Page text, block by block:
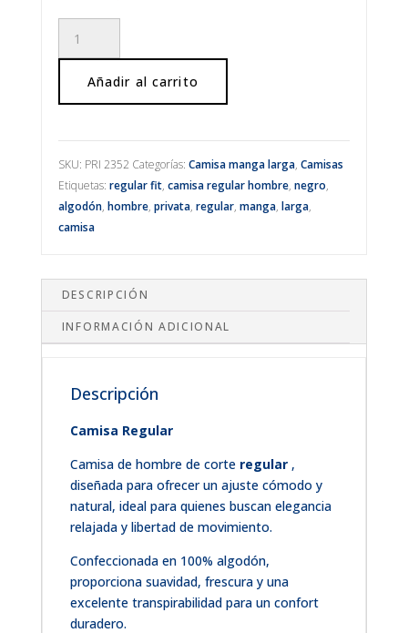
regular
cantidad
Añadir al carrito
SKU: PRI 2352 Categorías: Camisa manga larga, Camisas
Etiquetas: regular fit, camisa regular hombre, negro,
algodón, hombre, privata, regular, manga, larga,
camisa
DESCRIPCIÓN
INFORMACIÓN ADICIONAL
Descripción
Camisa Regular
Camisa de hombre de corte regular ,
diseñada para ofrecer un ajuste cómodo y
natural, ideal para quienes buscan elegancia
relajada y libertad de movimiento.
Confeccionada en 100% algodón,
proporciona suavidad, frescura y una
excelente transpirabilidad para un confort
duradero.